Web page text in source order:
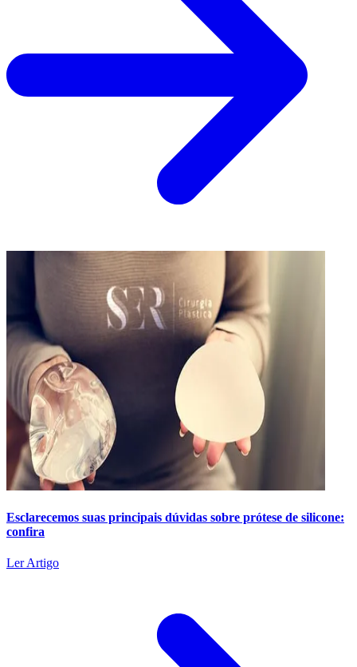
Esclarecemos suas principais dúvidas sobre prótese de silicone:
confira
Ler Artigo